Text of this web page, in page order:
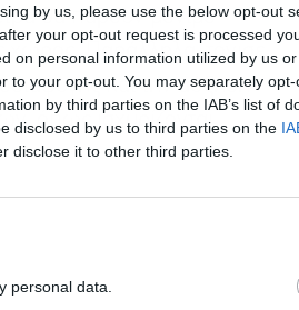
by us, please use the below opt-out
your opt-out request is processed
on personal information utilized by us
to your opt-out. You may separately
by third parties on the IAB’s list of
disclosed by us to third parties on the
disclose it to other third parties.
personal data.
θα πάρουν μόνιμο
χώρος. Παράλληλα, τόνισε
και την αύξηση
όπως ισχυρίζονται